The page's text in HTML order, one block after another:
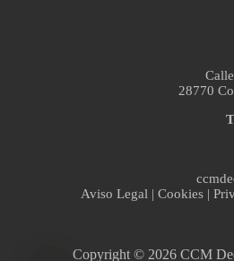
28770
Aviso Legal |Cookies |
Copyright © 2026 CCM